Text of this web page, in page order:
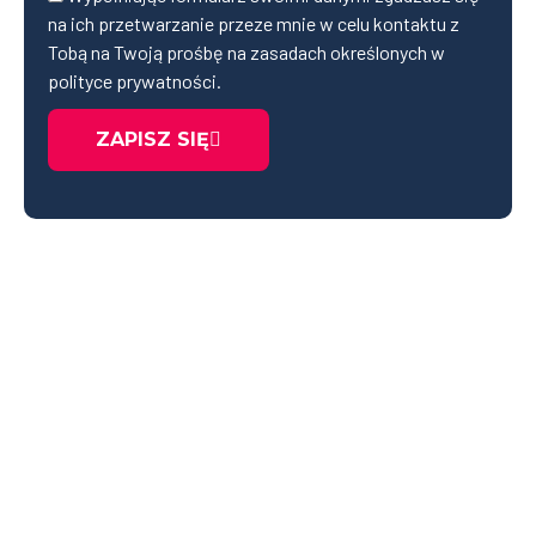
na ich przetwarzanie przeze mnie w celu kontaktu z
Tobą na Twoją prośbę na zasadach określonych w
polityce prywatności.
ZAPISZ SIĘ